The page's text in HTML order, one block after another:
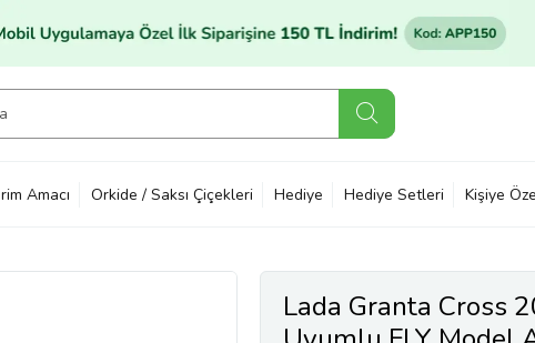
Amacı Orkide / Saksı Çiçekleri Hediye Hediye Setleri Kişiye
Lada Granta Cross